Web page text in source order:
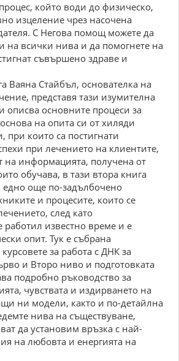
който води до физическо,
изцеление чрез насочена
С Негова помощ можете да
на всички нива и да помогнете на
съвършено здраве и
Ваяна Стайбъл, основателка на
представя тази изумителна
описва основните процеси за
на опита си от хиляди
при които са постигнати
при лечението на клиентите,
на информацията, получена от
обучава, в тази втора книга
едно още по-задълбочено
и процесите, които се
след като
работил известно време и е
опит. Тук е събрана
за работа с ДНК за
и Второ ниво и подготовката
подробно ръководство за
чувствата и издирването на
ни модели, както и по-детайлна
нива на съществуване,
да установим връзка с най-
на любовта и енергията на